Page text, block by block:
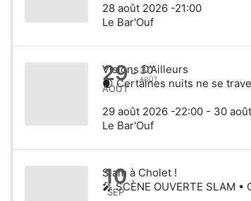
28 août 2026 -21:00
Le Bar'Ouf
29
AOÛT
- 30
AOÛT
Visions D’Ailleurs
🌒 Certaines nuits ne se
29 août 2026 -22:00 - 30
Le Bar'Ouf
10
SEP
Slam à Cholet !
🎤 SCÈNE OUVERTE SLAM